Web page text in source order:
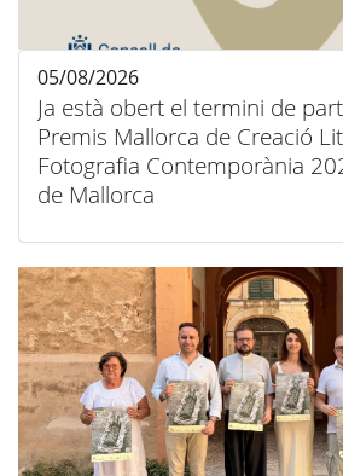
Ja està obert el termini de
Premis Mallorca de Creació
Fotografia Contemporània
de Mallorca
05/08/2026